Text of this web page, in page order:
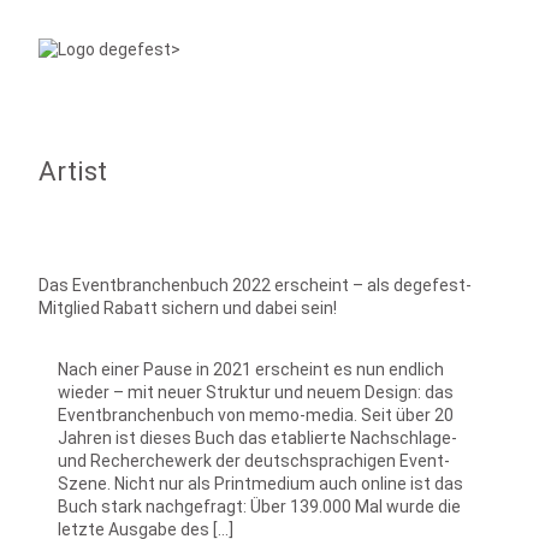
Artist
Das Eventbranchenbuch 2022 erscheint – als degefest-
Mitglied Rabatt sichern und dabei sein!
Nach einer Pause in 2021 erscheint es nun endlich
wieder – mit neuer Struktur und neuem Design: das
Eventbranchenbuch von memo-media. Seit über 20
Jahren ist dieses Buch das etablierte Nachschlage-
und Recherchewerk der deutschsprachigen Event-
Szene. Nicht nur als Printmedium auch online ist das
Buch stark nachgefragt: Über 139.000 Mal wurde die
letzte Ausgabe des […]